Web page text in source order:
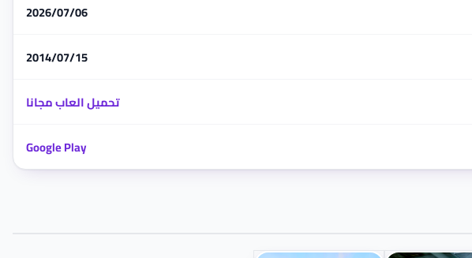
06‏/07‏/2026
15‏/07‏/2014
تحميل العاب مجانا
Google Play